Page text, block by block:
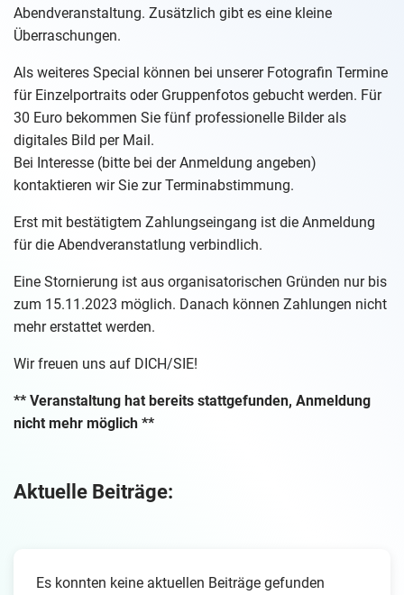
Abendveranstaltung. Zusätzlich gibt es eine kleine
Überraschungen.
Als weiteres Special können bei unserer Fotografin Termine
für Einzelportraits oder Gruppenfotos gebucht werden. Für
30 Euro bekommen Sie fünf professionelle Bilder als
digitales Bild per Mail.
Bei Interesse (bitte bei der Anmeldung angeben)
kontaktieren wir Sie zur Terminabstimmung.
Erst mit bestätigtem Zahlungseingang ist die Anmeldung
für die Abendveranstatlung verbindlich.
Eine Stornierung ist aus organisatorischen Gründen nur bis
zum 15.11.2023 möglich. Danach können Zahlungen nicht
mehr erstattet werden.
Wir freuen uns auf DICH/SIE!
** Veranstaltung hat bereits stattgefunden, Anmeldung
nicht mehr möglich **
Aktuelle Beiträge:
Es konnten keine aktuellen Beiträge gefunden